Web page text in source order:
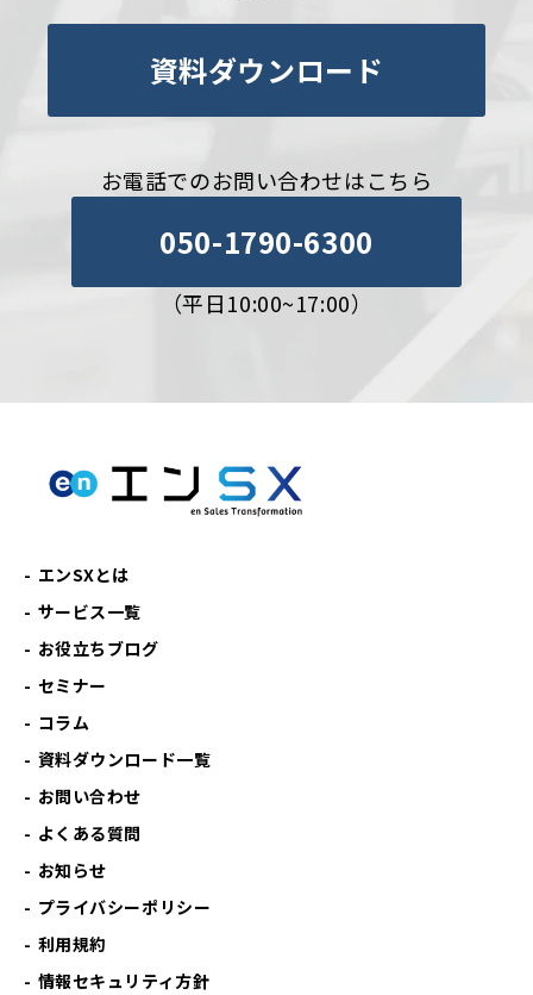
資料ダウンロード
お電話でのお問い合わせはこちら
050-1790-6300
（平日10:00~17:00）
エンSXとは
サービス一覧
お役立ちブログ
セミナー
コラム
資料ダウンロード一覧
お問い合わせ
よくある質問
お知らせ
プライバシーポリシー
利用規約
情報セキュリティ方針